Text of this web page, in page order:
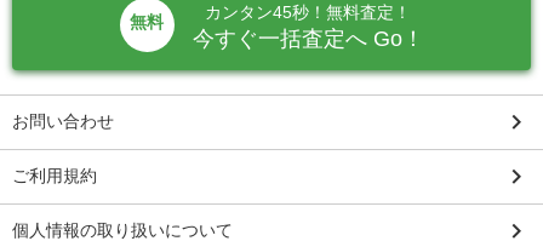
無料
カンタン45秒！無料査定！
今すぐ一括査定へ Go！
お問い合わせ keyboard_arrow_right
ご利用規約 keyboard_arrow_right
個人情報の取り扱いについて keyboard_arrow_right